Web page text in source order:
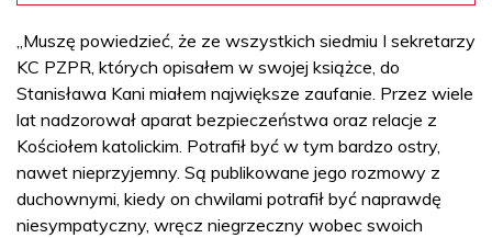
„Muszę powiedzieć, że ze wszystkich siedmiu I sekretarzy
KC PZPR, których opisałem w swojej książce, do
Stanisława Kani miałem największe zaufanie. Przez wiele
lat nadzorował aparat bezpieczeństwa oraz relacje z
Kościołem katolickim. Potrafił być w tym bardzo ostry,
nawet nieprzyjemny. Są publikowane jego rozmowy z
duchownymi, kiedy on chwilami potrafił być naprawdę
niesympatyczny, wręcz niegrzeczny wobec swoich